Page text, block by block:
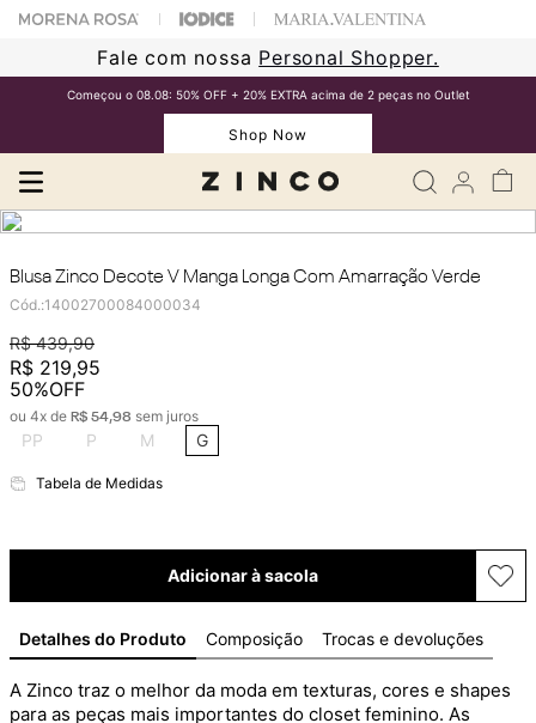
Fale com nossa Personal Shopper.
Começou o 08.08: 50% OFF + 20% EXTRA acima de 2 peças no Outlet
Shop Now
Blusa Zinco Decote V Manga Longa Com Amarração Verde
Cód.:14002700084000034
R$ 439,90
R$ 219,95
50%OFF
ou 4x de R$ 54,98 sem juros
PP P M G
Tabela de Medidas
Adicionar à sacola
Detalhes do Produto Composição Trocas e devoluções
A Zinco traz o melhor da moda em texturas, cores e shapes
para as peças mais importantes do closet feminino. As